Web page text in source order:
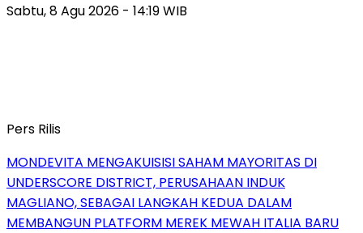
Sabtu, 8 Agu 2026 - 14:19 WIB
Pers Rilis
MONDEVITA MENGAKUISISI SAHAM MAYORITAS DI
UNDERSCORE DISTRICT, PERUSAHAAN INDUK
MAGLIANO, SEBAGAI LANGKAH KEDUA DALAM
MEMBANGUN PLATFORM MEREK MEWAH ITALIA BARU